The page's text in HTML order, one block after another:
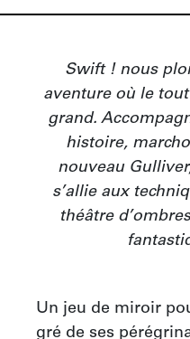
Swift ! nous
aventure où le
grand.
histoire,
nouveau
s’allie aux
théâtre
Un jeu de miroir
gré de ses